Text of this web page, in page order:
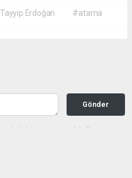
Erdoğan #atama
Gönder
bulunuyor ve gazetehalk.com